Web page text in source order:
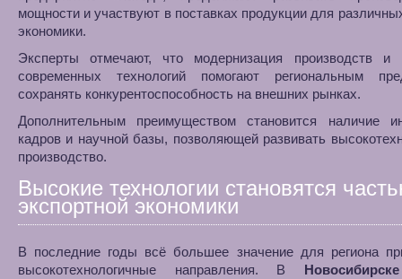
мощности и участвуют в поставках продукции для
экономики.
Эксперты отмечают, что модернизация производств и
современных технологий помогают региональным
сохранять конкурентоспособность на внешних рынках.
Дополнительным преимуществом становится наличие
кадров и научной базы, позволяющей развивать
производство.
Высокие технологии становятся
экспортной экономики
В последние годы всё большее значение для региона
высокотехнологичные направления. В Новосибирске